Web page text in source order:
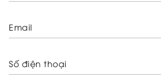
Email
Số điện thoại